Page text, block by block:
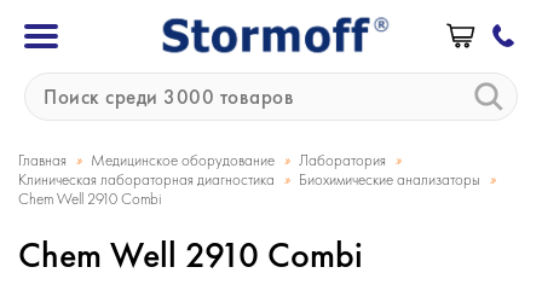
Главная » Медицинское оборудование » Лаборатория »
Клиническая лабораторная диагностика » Биохимические анализаторы »
Chem Well 2910 Combi
Chem Well 2910 Combi